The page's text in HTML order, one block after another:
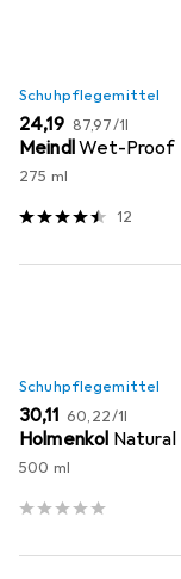
Schuhpflegemittel
EUR
24,19 EUR
87,97/1l
MeindlWet-Proof
275 ml
12
Schuhpflegemittel
EUR
30,11 EUR
60,22/1l
Holmenkol
500 ml